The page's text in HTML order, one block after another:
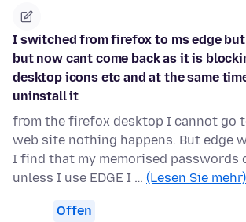
I switched from firefox to ms edge
but now cant come back as it is
desktop icons etc and at the same
uninstall it
from the firefox desktop I cannot go
web site nothing happens. But edge
I find that my memorised passwords
unless I use EDGE I … (Lesen Sie mehr)
Offen